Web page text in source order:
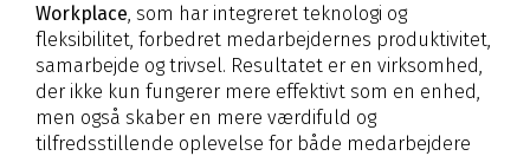
Workplace , som har integreret teknologi og
fleksibilitet, forbedret medarbejdernes produktivitet,
samarbejde og trivsel. Resultatet er en virksomhed,
der ikke kun fungerer mere effektivt som en enhed,
men også skaber en mere værdifuld og
tilfredsstillende oplevelse for både medarbejdere